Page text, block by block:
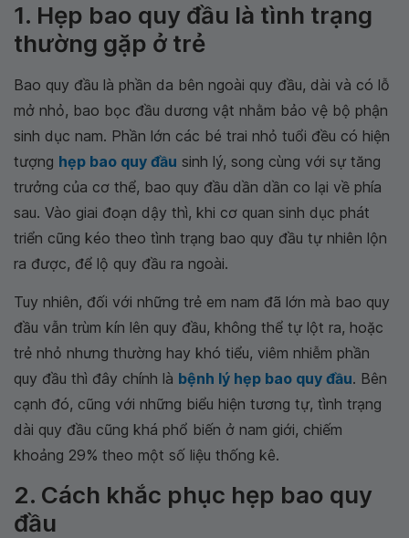
1. Hẹp bao quy đầu là tình trạng
thường gặp ở trẻ
Bao quy đầu là phần da bên ngoài quy đầu, dài và có lỗ
mở nhỏ, bao bọc đầu dương vật nhằm bảo vệ bộ phận
sinh dục nam. Phần lớn các bé trai nhỏ tuổi đều có hiện
tượng hẹp bao quy đầu sinh lý, song cùng với sự tăng
trưởng của cơ thể, bao quy đầu dần dần co lại về phía
sau. Vào giai đoạn dậy thì, khi cơ quan sinh dục phát
triển cũng kéo theo tình trạng bao quy đầu tự nhiên lộn
ra được, để lộ quy đầu ra ngoài.
Tuy nhiên, đối với những trẻ em nam đã lớn mà bao quy
đầu vẫn trùm kín lên quy đầu, không thể tự lột ra, hoặc
trẻ nhỏ nhưng thường hay khó tiểu, viêm nhiễm phần
quy đầu thì đây chính là bệnh lý hẹp bao quy đầu. Bên
cạnh đó, cũng với những biểu hiện tương tự, tình trạng
dài quy đầu cũng khá phổ biến ở nam giới, chiếm
khoảng 29% theo một số liệu thống kê.
2. Cách khắc phục hẹp bao quy
đầu